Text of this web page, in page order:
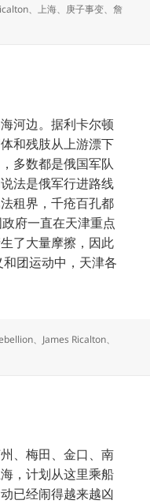
、上海、 庚子事变、詹
河边。据利卡尔顿
和残肢从上游漂下
多数都是俄国军队
法是俄军行进路线
租界，千疮百孔都
府一直在天津重点
了大量摩擦，因此
团运动中，天津各
、 James Ricalton、
、梅田、金口、南
，计划从这里乘船
已经闹得越来越凶